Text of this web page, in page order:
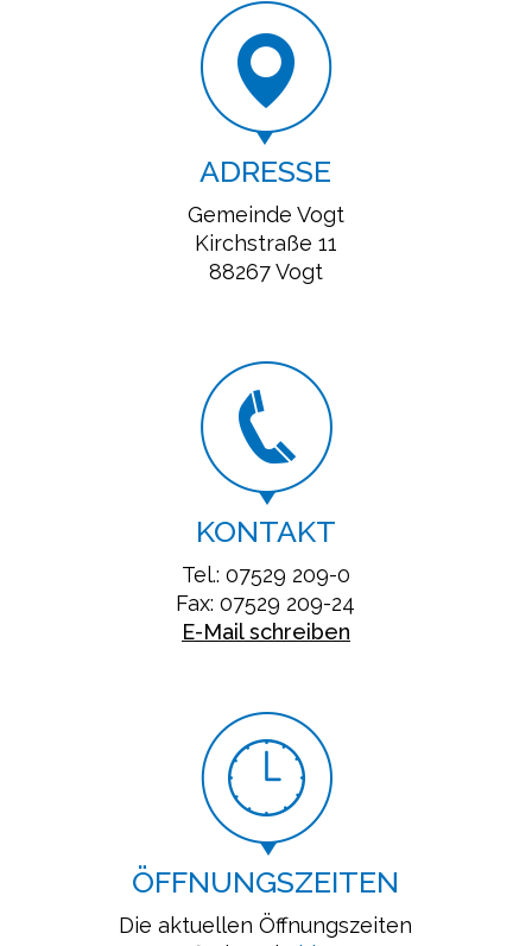
ADRESSE
Gemeinde Vogt
Kirchstraße 11
88267 Vogt
KONTAKT
Tel.: 07529 209-0
Fax: 07529 209-24
E-Mail schreiben
ÖFFNUNGSZEITEN
Die aktuellen Öffnungszeiten